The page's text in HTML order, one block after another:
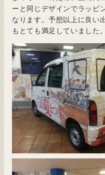
ーと同じデザインでラッビ
なります。予想以上に良い
もとても満足していました。